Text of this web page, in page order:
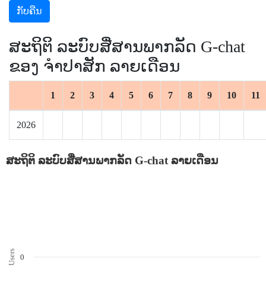
ກັບຄືນ
ສະຖິຕິ ລະບົບສື່ສານພາກລັດ G-chat
ຂອງ ຈຳປາສັກ ລາຍເດືອນ
1 2 3 4 5 6 7 8 9 10 11
2026
Users
ສະຖິຕິ ລະບົບສື່ສານພາກລັດ G-chat ລາຍເດືອນ
0